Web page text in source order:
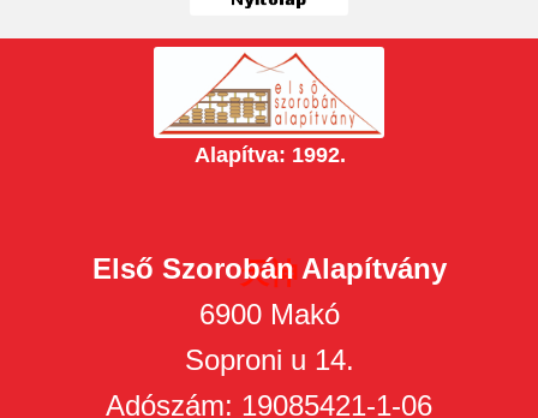
Alapítva: 1992.
天神
Első Szorobán Alapítvány
6900 Makó
Soproni u 14.
Adószám: 19085421-1-06